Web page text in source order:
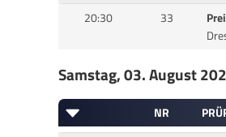
20:30 33
Samstag, 03. August
NR